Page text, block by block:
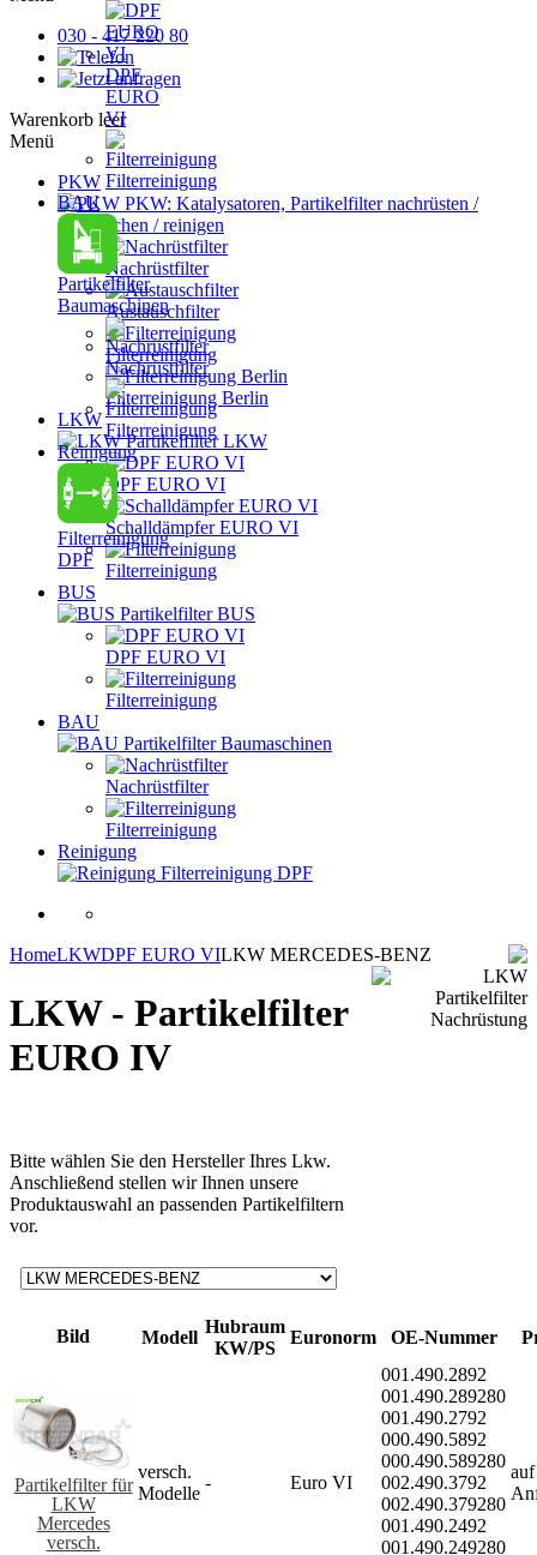
DPF
EURO
VI
Filterreinigung
BAU
Partikelfilter
Baumaschinen
Nachrüstfilter
Filterreinigung
Reinigung
Filterreinigung
DPF
030 - 417 220 80
Warenkorb leer
Menü
PKW
PKW: Katalysatoren, Partikelfilter nachrüsten /
austauschen / reinigen
Nachrüstfilter
Austauschfilter
Filterreinigung
Filterreinigung Berlin
LKW
Partikelfilter LKW
DPF EURO VI
Schalldämpfer EURO VI
Filterreinigung
BUS
Partikelfilter BUS
DPF EURO VI
Filterreinigung
BAU
Partikelfilter Baumaschinen
Nachrüstfilter
Filterreinigung
Reinigung
Filterreinigung DPF
HomeLKWDPF EURO VILKW MERCEDES-BENZ
LKW - Partikelfilter
EURO IV
Bitte wählen Sie den Hersteller Ihres Lkw.
Anschließend stellen wir Ihnen unsere
Produktauswahl an passenden Partikelfiltern
vor.
Bild Modell
Hubraum
KW/PS
Euronorm OE-Nummer
Partikelfilter für
LKW
Mercedes
versch.
versch.
Modelle
- Euro VI
001.490.2892
001.490.289280
001.490.2792
000.490.5892
000.490.589280
002.490.3792
002.490.379280
001.490.2492
001.490.249280
auf